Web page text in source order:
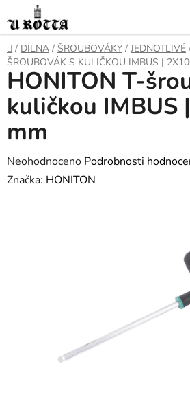
na
obsah
DOMŮ
/ DÍLNA / ŠROUBOVÁKY / JEDNOTLIVÉ
ŠROUBOVÁK S KULIČKOU IMBUS |
HONITON T-
kuličkou IMBUS
mm
Průměrné
hodnocení
Neohodnoceno Podrobnosti
Značka: HONITON